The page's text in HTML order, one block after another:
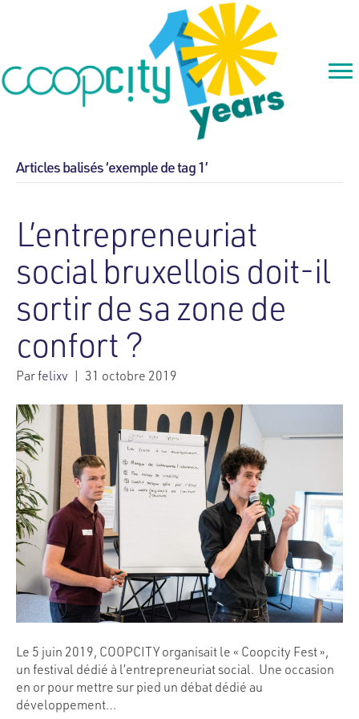
Articles balisés ‘exemple de tag 1’
L’entrepreneuriat
social bruxellois doit-il
sortir de sa zone de
confort ?
Parfelixv | 31 octobre 2019
Le 5 juin 2019, COOPCITY organisait le « Coopcity Fest »,
un festival dédié à l’entrepreneuriat social. Une occasion
en or pour mettre sur pied un débat dédié au
développement…